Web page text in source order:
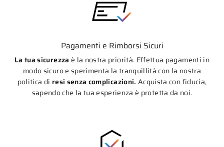
Pagamenti e Rimborsi Sicuri
La tua sicurezza è la nostra priorità. Effettua pagamenti in
modo sicuro e sperimenta la tranquillità con la nostra
politica di resi senza complicazioni. Acquista con fiducia,
sapendo che la tua esperienza è protetta da noi.